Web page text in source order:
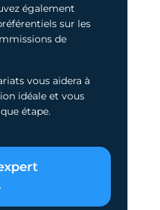
également
sur les
de
vous aidera à
idéale et vous
étape.